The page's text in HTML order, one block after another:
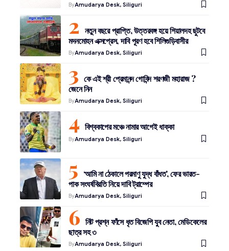
ByAmudarya Desk, Siliguri
নতুন বছরে প্রাপ্তি, উত্তরবঙ্গ হয়ে শিয়ালদহ ছুটবে
মদনমোহন এক্সপ্রেস, দাবি পূরণ হবে শিলিগুড়িবাসীর
ByAmudarya Desk, Siliguri
কে এই শ্রী প্রেমানন্দ গোবিন্দ শরণজী মহারাজ ?
জেনে নিন
ByAmudarya Desk, Siliguri
বিশ্বকাপের মঞ্চে নামার আগেই ধাক্কা
ByAmudarya Desk, Siliguri
‘আমি না ঠেকালে পরমাণু যুদ্ধ বাঁধত’, ফের ভারত-
পাক সংঘর্ষবিরতি নিয়ে দাবি ট্রাম্পের
ByAmudarya Desk, Siliguri
নিট প্রশ্ন ফাঁসে ধৃত বিজেপি যুব নেতা, মেডিকেলের
ছাত্র সহ ৩
ByAmudarya Desk, Siliguri